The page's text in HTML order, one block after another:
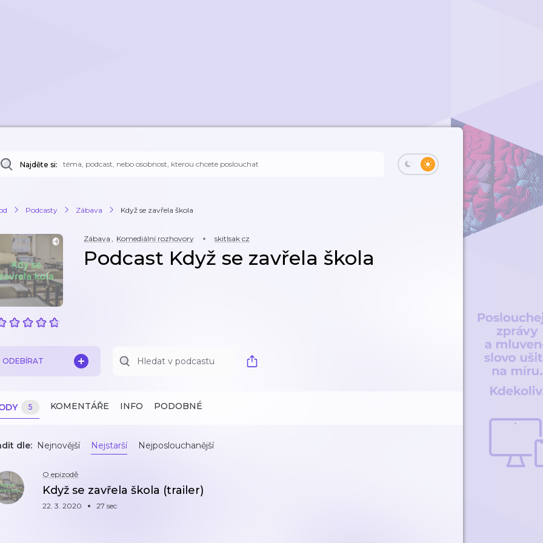
Najděte si:
Podcasty Zábava Když se zavřela škola
Zábava , Komediální rozhovory skitlsak cz
Podcast Když se zavřela škola
ODEBÍRAT
5 KOMENTÁŘE INFO PODOBNÉ
dle: Nejnovější Nejstarší Nejposlouchanější
O epizodě
Když se zavřela škola (trailer)
22. 3. 2020 27 sec